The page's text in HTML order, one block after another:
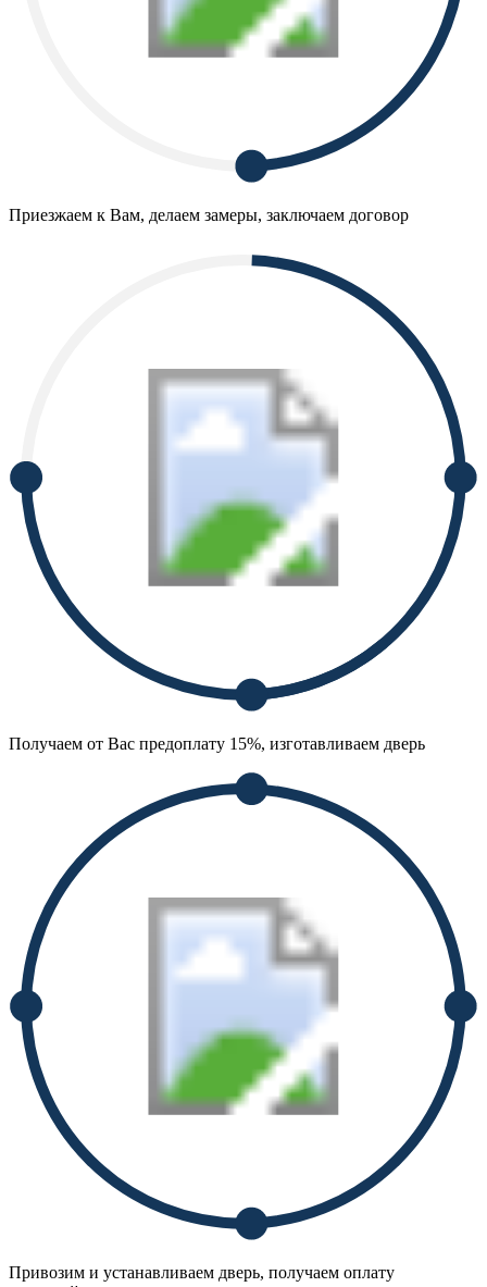
Приезжаем к Вам, делаем замеры, заключаем договор
Получаем от Вас предоплату 15%, изготавливаем дверь
Привозим и устанавливаем дверь, получаем оплату